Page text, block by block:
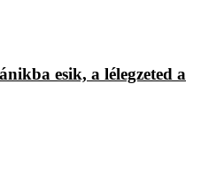
esik, a lélegzeted a